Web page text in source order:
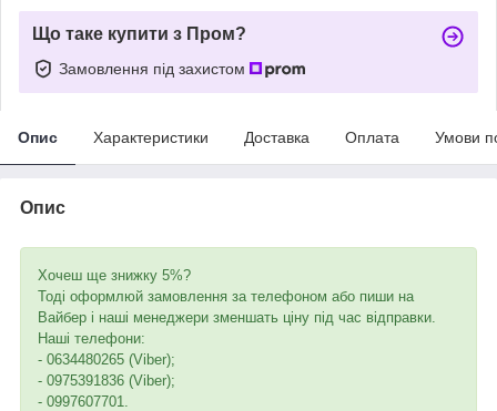
Що таке купити з Пром?
Замовлення під захистом
Опис Характеристики Доставка Оплата Умови
Опис
Хочеш ще знижку 5%?
Тоді оформлюй замовлення за телефоном або пиши на
Вайбер і наші менеджери зменшать ціну під час відправки.
Наші телефони:
- 0634480265 (Viber);
- 0975391836 (Viber);
- 0997607701.